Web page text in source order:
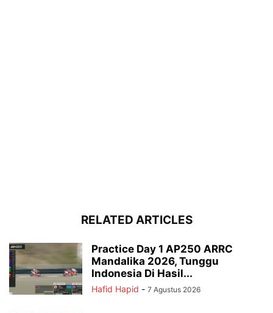
RELATED ARTICLES
Practice Day 1 AP250 ARRC
Mandalika 2026, Tunggu
Indonesia Di Hasil...
Hafid Hapid - 7 Agustus 2026